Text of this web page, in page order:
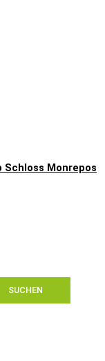
Monrepos